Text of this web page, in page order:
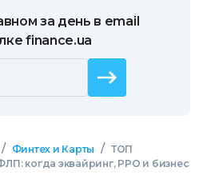
за день в email
finance.ua
/ Финтех и Карты / ТОП
когда эквайринг, РРО и бизнес